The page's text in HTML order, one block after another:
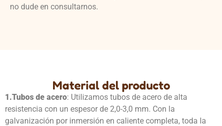
no dude en consultarnos.
Material del producto
1.Tubos de acero: Utilizamos tubos de acero de alta
resistencia con un espesor de 2,0-3,0 mm. Con la
galvanización por inmersión en caliente completa, toda la